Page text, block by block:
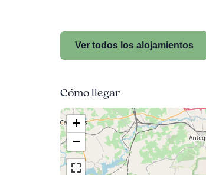
Ver todos los alojamientos
Cómo llegar
+
−